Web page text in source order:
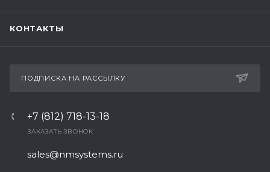
КОНТАКТЫ
ПОДПИСКА НА РАССЫЛКУ
+7 (812) 718-13-18
ЗАКАЗАТЬ ЗВОНОК
sales@nmsystems.ru